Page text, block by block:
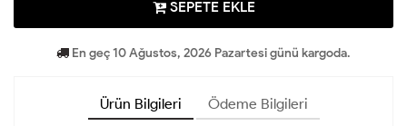
SEPETE EKLE
En geç 10 Ağustos, 2026 Pazartesi günü kargoda.
Ürün Bilgileri Ödeme Bilgileri